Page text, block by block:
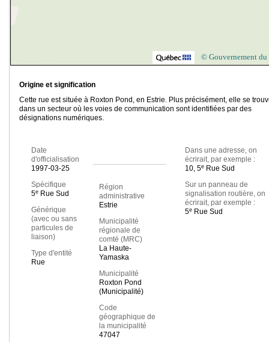
© Gouvernement du
Origine et signification
Cette rue est située à Roxton Pond, en Estrie. Plus précisément, elle se
dans un secteur où les voies de communication sont identifiées par des
désignations numériques.
Date
d'officialisation
1997-03-25
Spécifique
5e Rue Sud
Générique
(avec ou sans
particules de
liaison)
Type d'entité
Rue
Région
administrative
Estrie
Municipalité
régionale de
comté (MRC)
La Haute-
Yamaska
Municipalité
Roxton Pond
(Municipalité)
Code
géographique de
la municipalité
47047
Dans une adresse, on
écrirait, par exemple :
10, 5eRue Sud
Sur un panneau de
signalisation routière, on
écrirait, par exemple :
5eRue Sud